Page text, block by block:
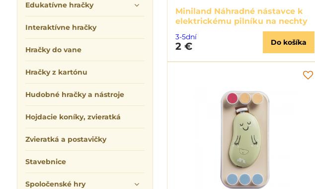
Miniland Náhradné nástavce k
elektrickému pilníku na nechty
3-5dní
2 € Do košíka
Edukatívne hračky
Interaktívne hračky
Hračky do vane
Hračky z kartónu
Hudobné hračky a nástroje
Hojdacie koníky, zvieratká
Zvieratká a postavičky
Stavebnice
Spoločenské hry